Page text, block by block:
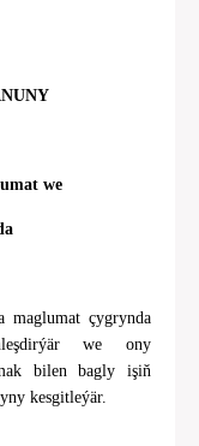
we
maglumat çygrynda
we ony
bilen bagly işiň
kesgitleýär.